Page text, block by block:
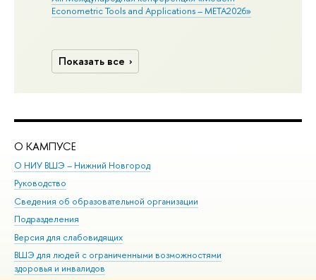
Econometric Tools and Applications – META2026»
Показать все
О КАМПУСЕ
О НИУ ВШЭ – Нижний Новгород
Руководство
Сведения об образовательной организации
Подразделения
Версия для слабовидящих
ВШЭ для людей с ограниченными возможностями
здоровья и инвалидов